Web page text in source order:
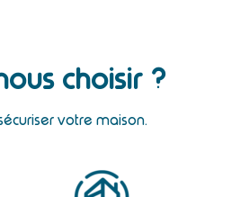
choisir ?
votre maison.